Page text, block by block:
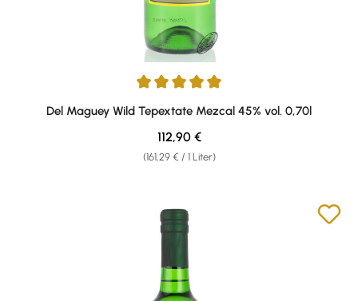
Durchschnittliche Bewertung von 5 von 5 Sternen
Del Maguey Wild Tepextate Mezcal 45% vol. 0,70l
(161,29 € / 1 Liter)
Regulärer Preis:
112,90 €